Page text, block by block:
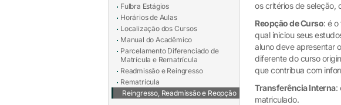
Fulbra Estágios
Horários de Aulas
Localização dos Cursos
Manual do Acadêmico
Parcelamento Diferenciado de
Matrícula e Rematrícula
Readmissão e Reingresso
Rematrícula
Reingresso, Readmissão e Reopção
os critérios de seleção,
Reopção de Curso: é
qual iniciou seus
aluno deve apresentar
diferente do curso
que contribua com
Transferência Interna:
matriculado.